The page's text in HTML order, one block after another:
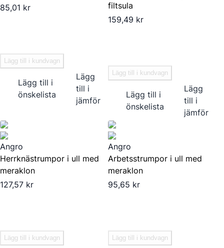
85,01 kr
Lägg till i kundvagn
Lägg till i
önskelista
Lägg
till i
jämför
filtsula
159,49 kr
Lägg till i kundvagn
Lägg till i
önskelista
Lägg
till i
jämför
Angro
Herrknästrumpor i ull med
meraklon
127,57 kr
Lägg till i kundvagn
Angro
Arbetsstrumpor i ull med
meraklon
95,65 kr
Lägg till i kundvagn